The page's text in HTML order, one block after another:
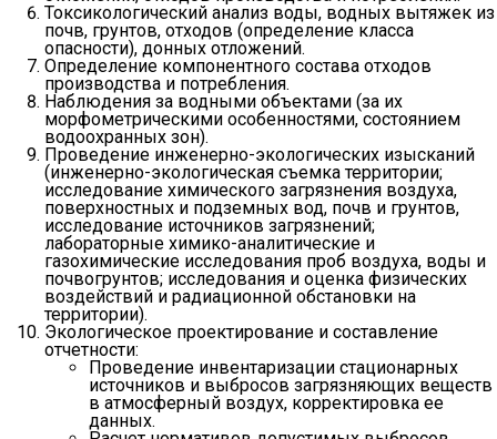
Токсикологический анализ воды, водных вытяжек из
почв, грунтов, отходов (определение класса
опасности), донных отложений.
Определение компонентного состава отходов
производства и потребления.
Наблюдения за водными объектами (за их
морфометрическими особенностями, состоянием
водоохранных зон).
Проведение инженерно-экологических изысканий
(инженерно-экологическая съемка территории;
исследование химического загрязнения воздуха,
поверхностных и подземных вод, почв и грунтов,
исследование источников загрязнений;
лабораторные химико-аналитические и
газохимические исследования проб воздуха, воды и
почвогрунтов; исследования и оценка физических
воздействий и радиационной обстановки на
территории).
Экологическое проектирование и составление
отчетности:
Проведение инвентаризации стационарных
источников и выбросов загрязняющих веществ
в атмосферный воздух, корректировка ее
данных.